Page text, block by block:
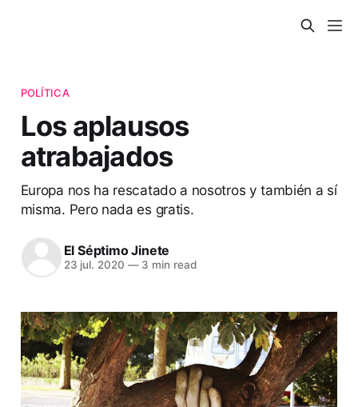
POLÍTICA
Los aplausos
atrabajados
Europa nos ha rescatado a nosotros y también a sí
misma. Pero nada es gratis.
El Séptimo Jinete
23 jul. 2020 —3 min read